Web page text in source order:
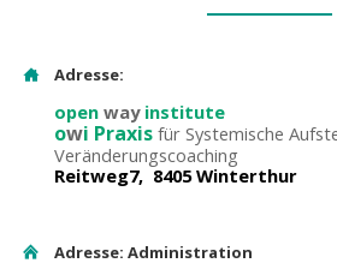
Adresse:
open wayinstitute
owi Praxisfür Systemische
Veränderungscoaching
Reitweg7, 8405 Winterthur
Adresse: Administration